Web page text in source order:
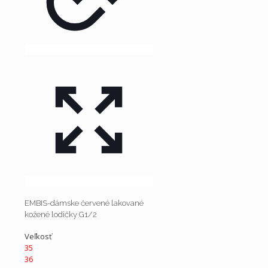
EMBIS-dámske červené lakované
kožené lodičky G1/2
Veľkosť
35
36